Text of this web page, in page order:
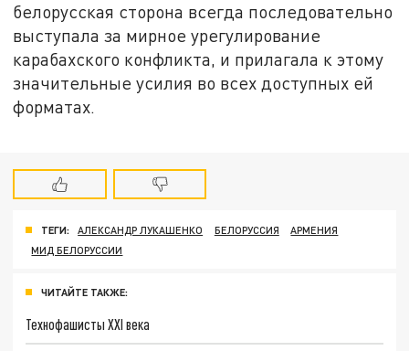
белорусская сторона всегда последовательно
выступала за мирное урегулирование
карабахского конфликта, и прилагала к этому
значительные усилия во всех доступных ей
форматах.
ТЕГИ: АЛЕКСАНДР ЛУКАШЕНКО БЕЛОРУССИЯ
АРМЕНИЯ
МИД БЕЛОРУССИИ
ЧИТАЙТЕ ТАКЖЕ:
Технофашисты XXI века